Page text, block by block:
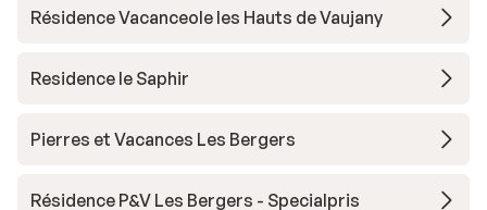
Résidence Vacanceole les Hauts de Vaujany
Residence le Saphir
Pierres et Vacances Les Bergers
Résidence P&V Les Bergers - Specialpris